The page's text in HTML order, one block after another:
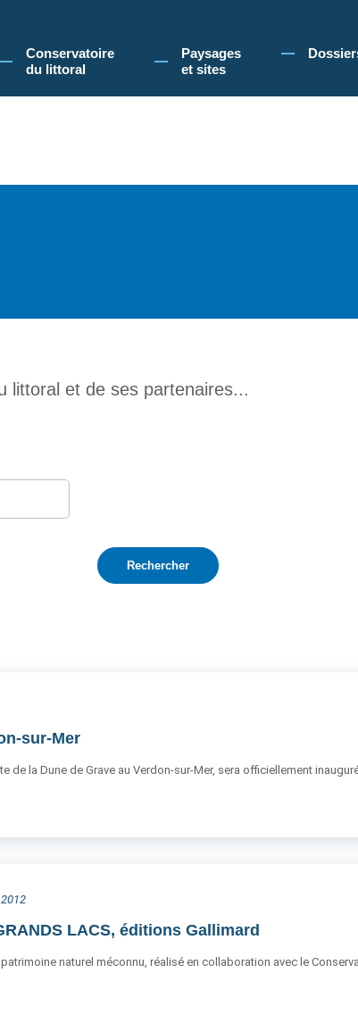
du littoral, vous acceptez l'utilisation de cookies pour vous
Conservatoire
du littoral
Paysages
et sites
littoral et de ses partenaires...
sur-Mer
la Dune de Grave au Verdon-sur-Mer, sera officiellement
LACS, éditions Gallimard
naturel méconnu, réalisé en collaboration avec le